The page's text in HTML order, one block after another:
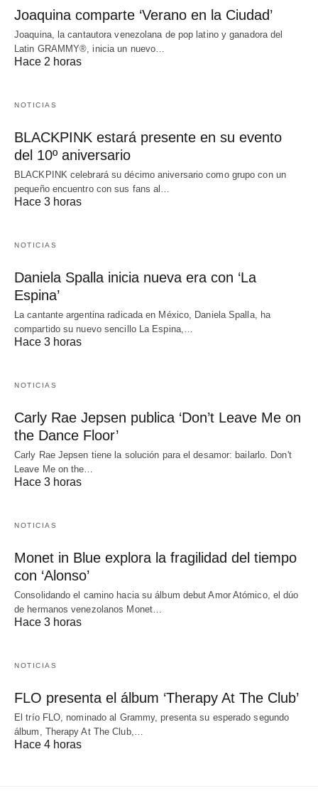
Joaquina comparte ‘Verano en la Ciudad’
Joaquina, la cantautora venezolana de pop latino y ganadora del
Latin GRAMMY®, inicia un nuevo…
Hace 2 horas
NOTICIAS
BLACKPINK estará presente en su evento
del 10º aniversario
BLACKPINK celebrará su décimo aniversario como grupo con un
pequeño encuentro con sus fans al…
Hace 3 horas
NOTICIAS
Daniela Spalla inicia nueva era con ‘La
Espina’
La cantante argentina radicada en México, Daniela Spalla, ha
compartido su nuevo sencillo La Espina,…
Hace 3 horas
NOTICIAS
Carly Rae Jepsen publica ‘Don’t Leave Me on
the Dance Floor’
Carly Rae Jepsen tiene la solución para el desamor: bailarlo. Don't
Leave Me on the…
Hace 3 horas
NOTICIAS
Monet in Blue explora la fragilidad del tiempo
con ‘Alonso’
Consolidando el camino hacia su álbum debut Amor Atómico, el dúo
de hermanos venezolanos Monet…
Hace 3 horas
NOTICIAS
FLO presenta el álbum ‘Therapy At The Club’
El trío FLO, nominado al Grammy, presenta su esperado segundo
álbum, Therapy At The Club,…
Hace 4 horas